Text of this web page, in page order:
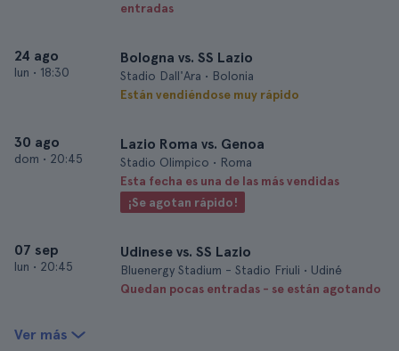
entradas
24 ago
lun • 18:30
Bologna vs. SS Lazio
Stadio Dall'Ara • Bolonia
Están vendiéndose muy rápido
30 ago
dom • 20:45
Lazio Roma vs. Genoa
Stadio Olimpico • Roma
Esta fecha es una de las más vendidas
¡Se agotan rápido!
07 sep
lun • 20:45
Udinese vs. SS Lazio
Bluenergy Stadium - Stadio Friuli • Udiné
Quedan pocas entradas - se están agotando
Ver más